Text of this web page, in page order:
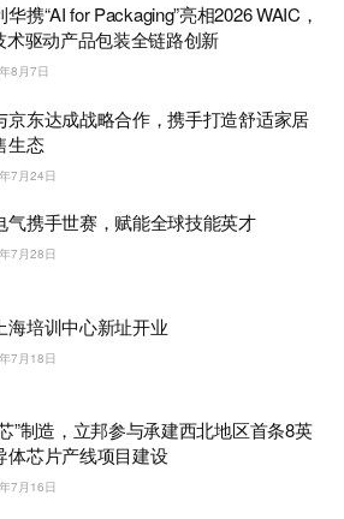
携“AI for Packaging”亮相2026 WAIC，
术驱动产品包装全链路创新
8月7日
京东达成战略合作，携手打造舒适家居
生态
7月24日
气携手世赛，赋能全球技能英才
7月28日
海培训中心新址开业
7月18日
”制造，立邦参与承建西北地区首条8英
体芯片产线项目建设
7月16日